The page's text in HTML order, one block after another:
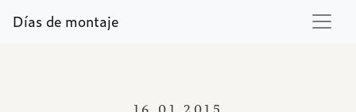
Días de montaje
16 01 2015